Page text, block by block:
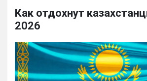
Как отдохнут
2026